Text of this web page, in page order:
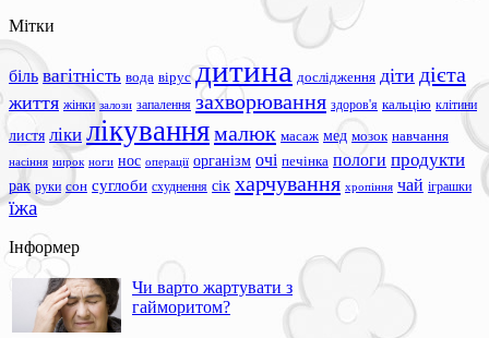
Мітки
біль вагітність вода вірус дитина дослідження діти дієта
життя жінки залози запалення захворювання здоров'я кальцію клітини
листя ліки лікуваннямалюк масаж мед мозок навчання
насіння нирок ноги нос операції організм очі печінка пологи продукти
рак руки сон суглоби схуднення сік харчування хропіння чай іграшки
їжа
Інформер
Чи варто жартувати з
гайморитом?